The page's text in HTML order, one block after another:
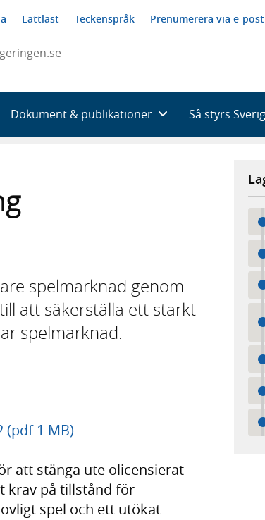
Lättläst Teckenspråk Prenumerera via e-post
Dokument & publikationer Så styrs
spelmarknad genom
att säkerställa ett starkt
spelmarknad.
(pdf 1 MB)
att stänga ute olicensierat
krav på tillstånd för
spel och ett utökat